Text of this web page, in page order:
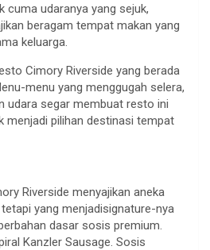
cuma udaranya yang sejuk,
beragam tempat makan yang
keluarga.
Cimory Riverside yang berada
menu yang menggugah selera,
udara segar membuat resto ini
menjadi pilihan destinasi tempat
Riverside menyajikan aneka
yang menjadisignature-nya
dasar sosis premium.
Kanzler Sausage. Sosis